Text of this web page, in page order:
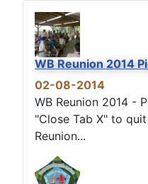
WB Reunion 2014
02-08-2014
WB Reunion 2014 -
"Close Tab X" to
Reunion...